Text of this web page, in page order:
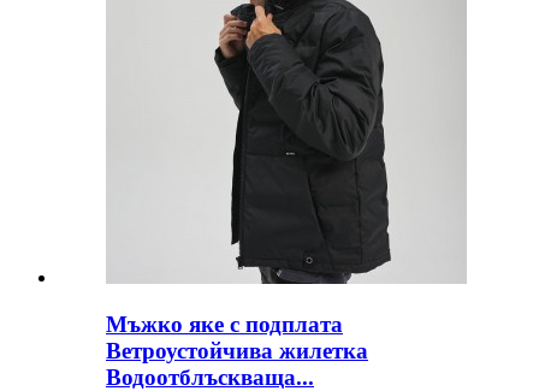
Мъжко яке с подплата
Ветроустойчива жилетка
Водоотблъскваща...